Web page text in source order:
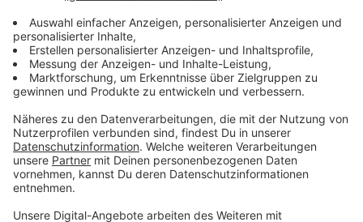
Warum steigen die Eintrittspreise?
Anzeige
Frank Eichholz, der erste Vorsitzende der Asberger
Bürgergemeinschaft ist Mitverantwortlich für das
Oktoberfest in Moers Asberg. Er erklärt auf Nachfrage
von Radio K.W., dass die Inflation nicht nur die Preise
für Speisen und Getränke in die Höhe getrieben hat,
sondern auch die Zelte inzwischen teurer sind. Die
neuen Ticketpreise geben ihm zu Folge nur 20 % der